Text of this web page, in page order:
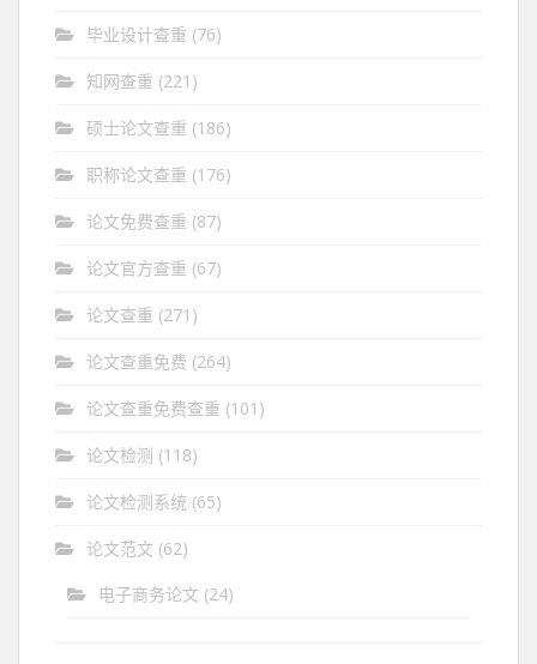
毕业设计查重 (76)
知网查重 (221)
硕士论文查重 (186)
职称论文查重 (176)
论文免费查重 (87)
论文官方查重 (67)
论文查重 (271)
论文查重免费 (264)
论文查重免费查重 (101)
论文检测 (118)
论文检测系统 (65)
论文范文 (62)
电子商务论文 (24)